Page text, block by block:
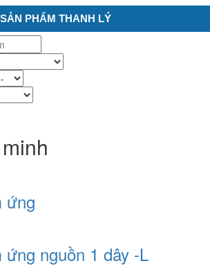
SẢN PHẨM THANH LÝ
ứng
ứng nguồn 1 dây -L